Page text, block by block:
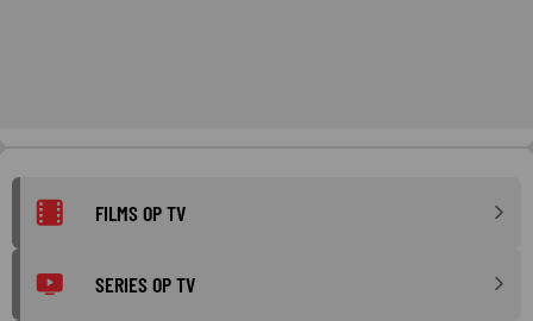
FILMS OP TV
SERIES OP TV